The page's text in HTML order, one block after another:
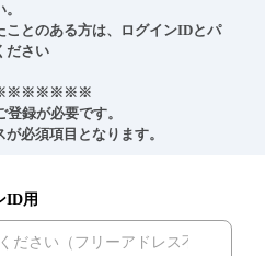
とのある方は、ログインIDとパ
ださい
※※※※※※※
録が必要です。
必須項目となります。
ID用